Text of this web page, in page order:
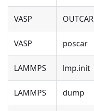
VASP OUTCAR
VASP poscar
LAMMPS lmp.init
LAMMPS dump